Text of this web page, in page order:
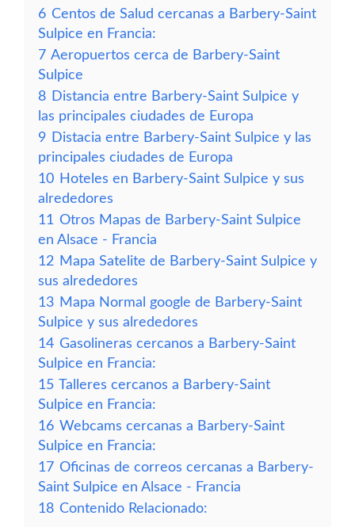
6 Centos de Salud cercanas a Barbery-Saint
Sulpice en Francia:
7 Aeropuertos cerca de Barbery-Saint
Sulpice
8 Distancia entre Barbery-Saint Sulpice y
las principales ciudades de Europa
9 Distacia entre Barbery-Saint Sulpice y las
principales ciudades de Europa
10 Hoteles en Barbery-Saint Sulpice y sus
alrededores
11 Otros Mapas de Barbery-Saint Sulpice
en Alsace - Francia
12 Mapa Satelite de Barbery-Saint Sulpice y
sus alrededores
13 Mapa Normal google de Barbery-Saint
Sulpice y sus alrededores
14 Gasolineras cercanos a Barbery-Saint
Sulpice en Francia:
15 Talleres cercanos a Barbery-Saint
Sulpice en Francia:
16 Webcams cercanas a Barbery-Saint
Sulpice en Francia:
17 Oficinas de correos cercanas a Barbery-
Saint Sulpice en Alsace - Francia
18 Contenido Relacionado: